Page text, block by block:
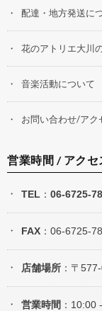
配達・地方発送に
花のアトリエ大川
音楽活動について
お問い合わせ/アク
営業時間 / アクセ
TEL ： 06-6725-
FAX ：06-6725-
店舗場所 ：〒
営業時間 ：10:00